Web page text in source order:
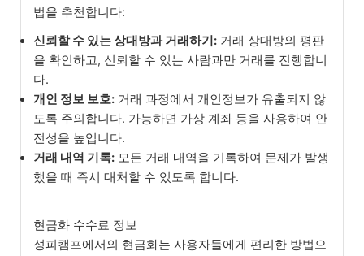
법을 추천합니다:
신뢰할 수 있는 상대방과 거래하기: 거래 상대방의 평판
을 확인하고, 신뢰할 수 있는 사람과만 거래를 진행합니
다.
개인 정보 보호: 거래 과정에서 개인정보가 유출되지 않
도록 주의합니다. 가능하면 가상 계좌 등을 사용하여 안
전성을 높입니다.
거래 내역 기록: 모든 거래 내역을 기록하여 문제가 발생
했을 때 즉시 대처할 수 있도록 합니다.
현금화 수수료 정보
성피캠프에서의 현금화는 사용자들에게 편리한 방법으